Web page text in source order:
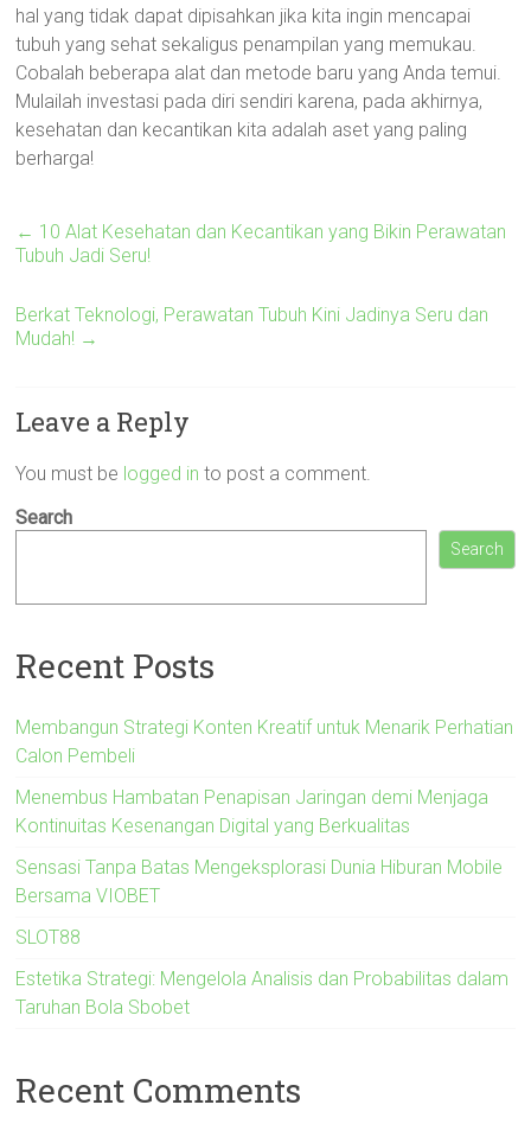
hal yang tidak dapat dipisahkan jika kita ingin mencapai
tubuh yang sehat sekaligus penampilan yang memukau.
Cobalah beberapa alat dan metode baru yang Anda temui.
Mulailah investasi pada diri sendiri karena, pada akhirnya,
kesehatan dan kecantikan kita adalah aset yang paling
berharga!
← 10 Alat Kesehatan dan Kecantikan yang Bikin Perawatan
Tubuh Jadi Seru!
Berkat Teknologi, Perawatan Tubuh Kini Jadinya Seru dan
Mudah! →
Leave a Reply
You must be logged in to post a comment.
Search
Search
Recent Posts
Membangun Strategi Konten Kreatif untuk Menarik Perhatian
Calon Pembeli
Menembus Hambatan Penapisan Jaringan demi Menjaga
Kontinuitas Kesenangan Digital yang Berkualitas
Sensasi Tanpa Batas Mengeksplorasi Dunia Hiburan Mobile
Bersama VIOBET
SLOT88
Estetika Strategi: Mengelola Analisis dan Probabilitas dalam
Taruhan Bola Sbobet
Recent Comments